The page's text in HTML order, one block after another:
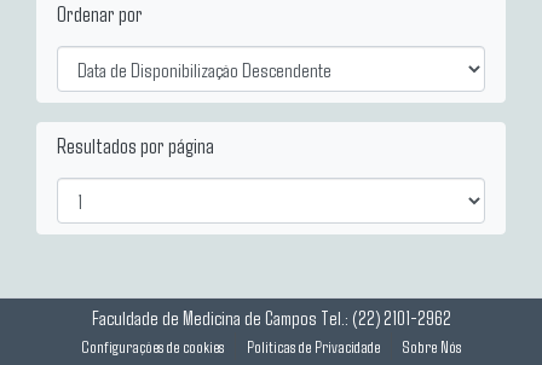
Ordenar por
Resultados por página
Faculdade de Medicina de Campos Tel.: (22) 2101-2962
Configurações de cookies Politicas de Privacidade Sobre Nós